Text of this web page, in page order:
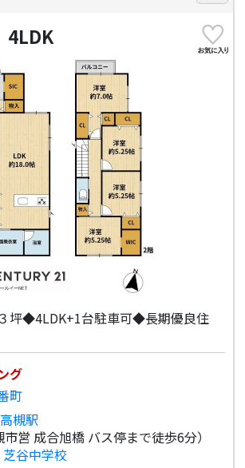
4LDK
坪◆4LDK+1台駐車可◆長期優良住
グ
町
槻駅
市営 成合旭橋 バス停まで徒歩6分）
芝谷中学校